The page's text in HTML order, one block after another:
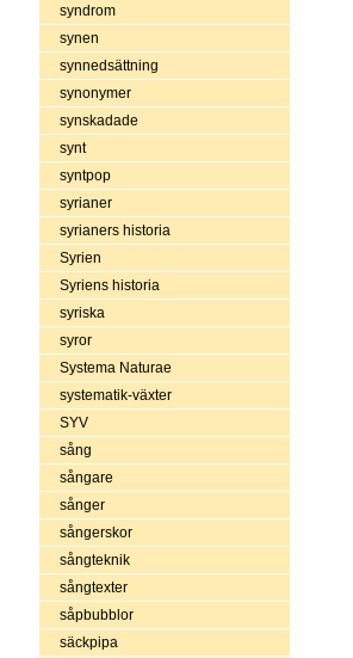
syndrom
synen
synnedsättning
synonymer
synskadade
synt
syntpop
syrianer
syrianers historia
Syrien
Syriens historia
syriska
syror
Systema Naturae
systematik-växter
SYV
sång
sångare
sånger
sångerskor
sångteknik
sångtexter
såpbubblor
säckpipa